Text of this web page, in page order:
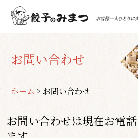
お問い合わせ
ホーム > お問い合わせ
お問い合わせは現在お電